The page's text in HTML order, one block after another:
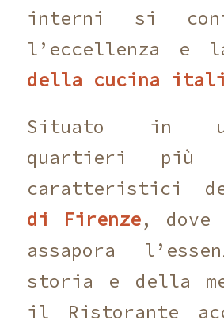
interni si
l’eccellenza e
della cucina
Situato in
quartieri
caratteristici
di Firenze, dove
assapora
storia e della
il Ristorante